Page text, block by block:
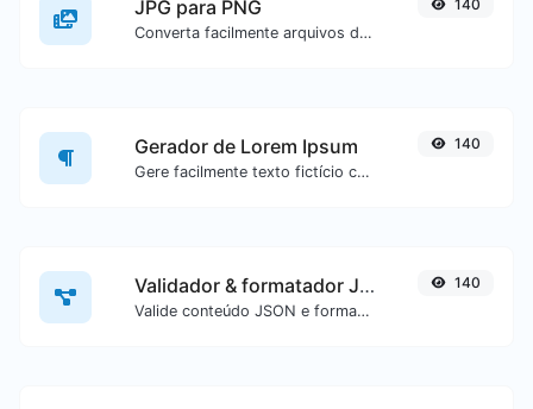
JPG para PNG
Converta facilmente arquivos de imagem JPG para PNG.
140
Gerador de Lorem Ipsum
Gere facilmente texto fictício com o gerador Lorem Ipsum.
140
Validador & formatador JSON
Valide conteúdo JSON e formate-o de forma legível.
140